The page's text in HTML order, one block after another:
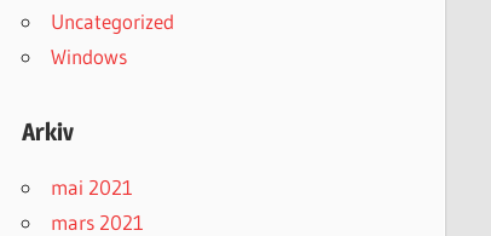
Uncategorized
Windows
Arkiv
mai 2021
mars 2021